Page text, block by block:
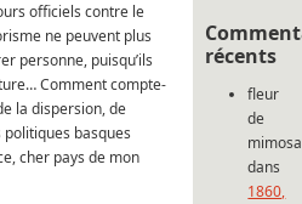
officiels contre le
ne peuvent plus
personne, puisqu’ils
Comment compte-
la dispersion, de
politiques basques
cher pays de mon
récents
fleur
de
mimosa
dans
1860,